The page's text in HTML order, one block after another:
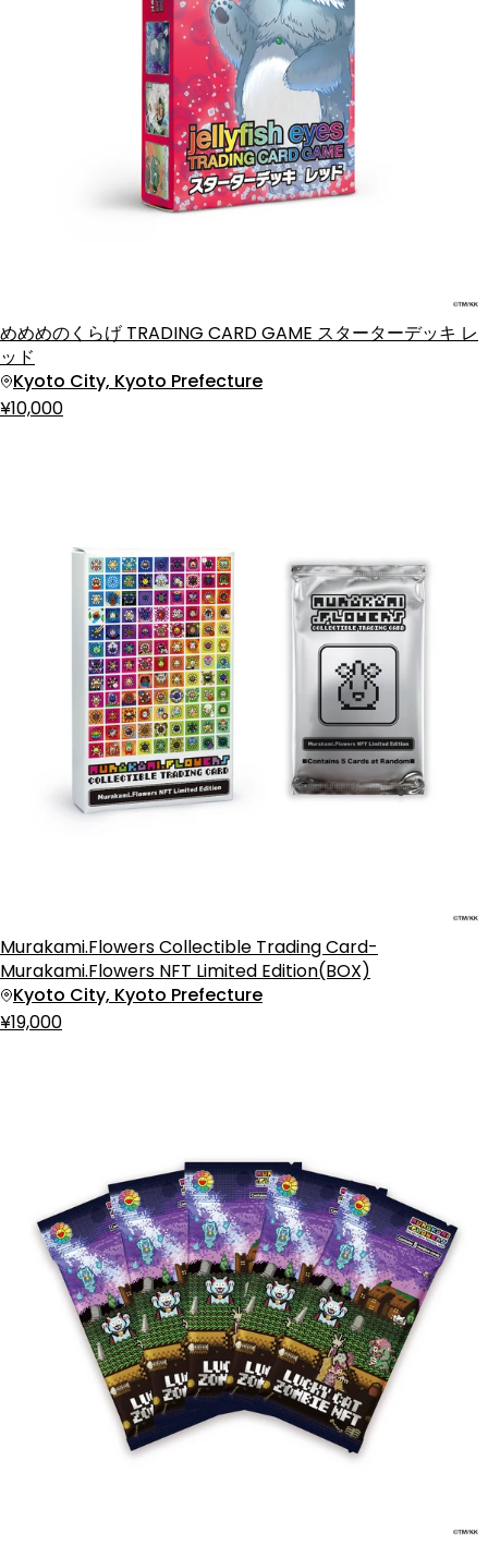
めめめのくらげ TRADING CARD GAME スターターデッキ レ
ッド
Kyoto City, Kyoto Prefecture
¥10,000
Murakami.Flowers Collectible Trading Card-
Murakami.Flowers NFT Limited Edition(BOX)
Kyoto City, Kyoto Prefecture
¥19,000